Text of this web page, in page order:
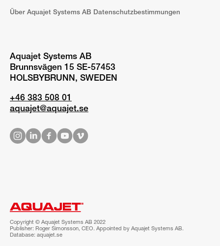
Über Aquajet Systems AB Datenschutzbestimmungen
Aquajet Systems AB
Brunnsvägen 15 SE-57453
HOLSBYBRUNN, SWEDEN
+46 383 508 01
aquajet@aquajet.se
Copyright © Aquajet Systems AB 2022
Publisher: Roger Simonsson, CEO. Appointed by Aquajet Systems AB.
Database: aquajet.se